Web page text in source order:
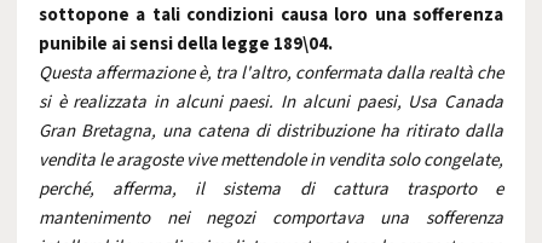
sottopone a tali condizioni causa loro una sofferenza
punibile ai sensi della legge 189\04.
Questa affermazione è, tra l'altro, confermata dalla realtà che
si è realizzata in alcuni paesi. In alcuni paesi, Usa Canada
Gran Bretagna, una catena di distribuzione ha ritirato dalla
vendita le aragoste vive mettendole in vendita solo congelate,
perché, afferma, il sistema di cattura trasporto e
mantenimento nei negozi comportava una sofferenza